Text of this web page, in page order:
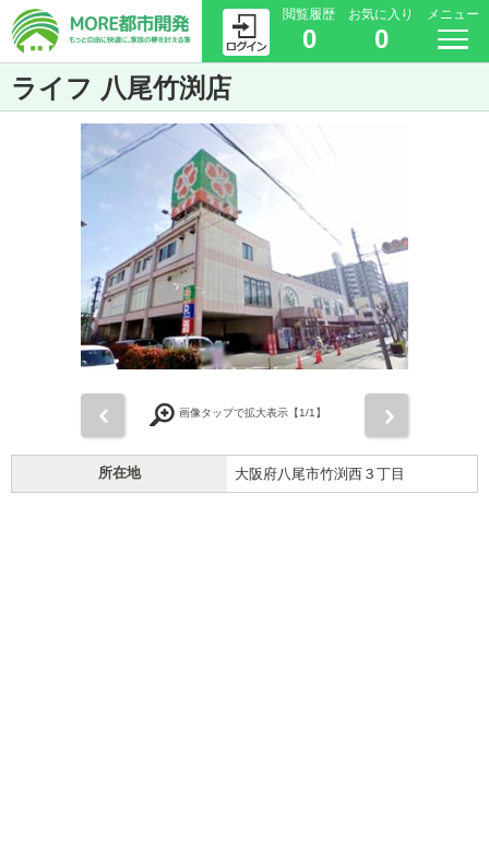
閲覧履歴
0
お気に入り
0
メニュー
ライフ 八尾竹渕店
画像タップで拡大表示【1/1】
所在地 大阪府八尾市竹渕西３丁目